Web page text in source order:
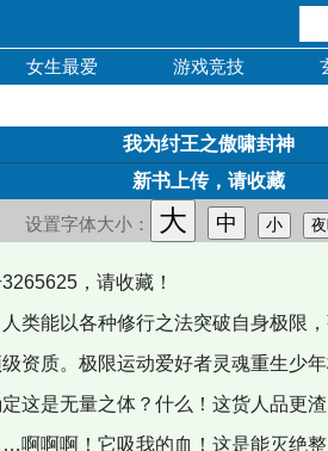
女生最爱 游戏竞技
我为纣王之傲啸封神
新书上传，请收藏
设置字体大小： 大 中 小
，请收藏！
类能以各种修行之法突破自身极限
资质。极限运动爱好者灵魂重生少
这是无量之体？什么！这货人品更
啊啊啊！它吸我的血！这是能灭绝